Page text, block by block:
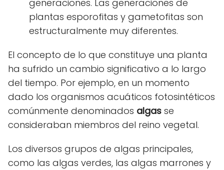
generaciones. Las generaciones de
plantas esporofitas y gametofitas son
estructuralmente muy diferentes.
El concepto de lo que constituye una planta
ha sufrido un cambio significativo a lo largo
del tiempo. Por ejemplo, en un momento
dado los organismos acuáticos fotosintéticos
comúnmente denominados algas se
consideraban miembros del reino vegetal.
Los diversos grupos de algas principales,
como las algas verdes, las algas marrones y